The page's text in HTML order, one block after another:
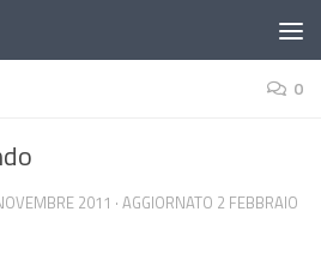
0
2011 · AGGIORNATO 2 FEBBRAIO